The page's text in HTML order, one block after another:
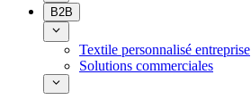
B2B
Textile personnalisé entreprise
Solutions commerciales